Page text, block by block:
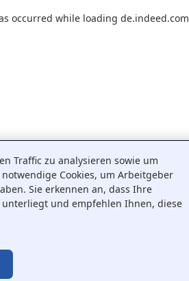
occurred while loading de.indeed.com
Traffic zu analysieren sowie um
Cookies, um Arbeitgeber
Sie erkennen an, dass Ihre
unterliegt und empfehlen Ihnen, diese